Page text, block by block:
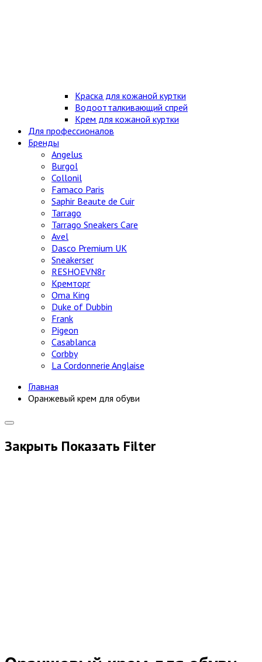
Краска для кожаной куртки
Водоотталкивающий спрей
Крем для кожаной куртки
Для профессионалов
Бренды
Angelus
Burgol
Collonil
Famaco Paris
Saphir Beaute de Cuir
Tarrago
Tarrago Sneakers Care
Avel
Dasco Premium UK
Sneakerser
RESHOEVN8r
Кремторг
Oma King
Duke of Dubbin
Frank
Pigeon
Casablanca
Corbby
La Cordonnerie Anglaise
Главная
Оранжевый крем для обуви
Закрыть Показать Filter